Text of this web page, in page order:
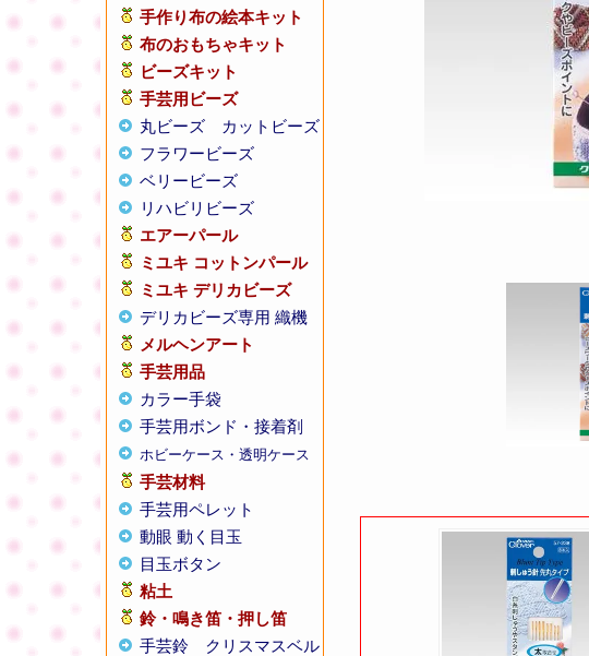
手作り布の絵本キット
布のおもちゃキット
ビーズキット
手芸用ビーズ
丸ビーズ
カットビーズ
フラワービーズ
ベリービーズ
リハビリビーズ
エアーパール
ミユキ コットンパール
ミユキ デリカビーズ
デリカビーズ専用 織機
メルヘンアート
手芸用品
カラー手袋
手芸用ボンド・接着剤
ホビーケース・透明ケース
手芸材料
手芸用ペレット
動眼 動く目玉
目玉ボタン
粘土
鈴・鳴き笛・押し笛
手芸鈴
クリスマスベル